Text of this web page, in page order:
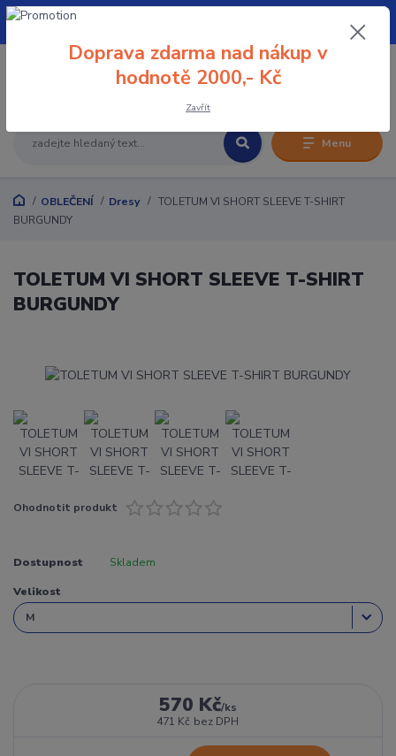
Menu
+420 608 032 114
OBLEČENÍ Dresy
TOLETUM VI SHORT SLEEVE T-SHIRT
BURGUNDY
TOLETUM VI SHORT SLEEVE T-SHIRT
BURGUNDY
Ohodnotit produkt
Dostupnost Skladem
Velikost
570 Kč/ks
471 Kč bez DPH
Doprava zdarma nad nákup v
hodnotě 2000,- Kč
Zavřít